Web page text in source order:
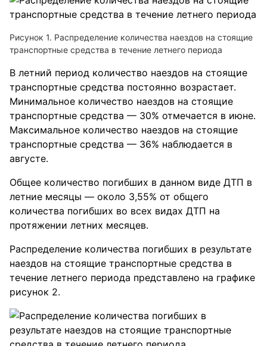
Рисунок 1. Распределение количества наездов на стоящие
транспортные средства в течение летнего периода
В летний период количество наездов на стоящие
транспортные средства постоянно возрастает.
Минимальное количество наездов на стоящие
транспортные средства — 30% отмечается в июне.
Максимальное количество наездов на стоящие
транспортные средства — 36% наблюдается в
августе.
Общее количество погибших в данном виде ДТП в
летние месяцы — около 3,55% от общего
количества погибших во всех видах ДТП на
протяжении летних месяцев.
Распределение количества погибших в результате
наездов на стоящие транспортные средства в
течение летнего периода представлено на графике
рисунок 2.